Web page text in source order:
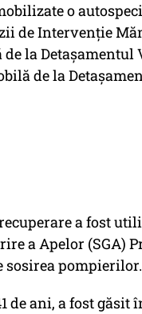
o
de Intervenţie
la
de la
a fost
a Apelor (SGA)
sosirea pompierilor.
de ani, a fost